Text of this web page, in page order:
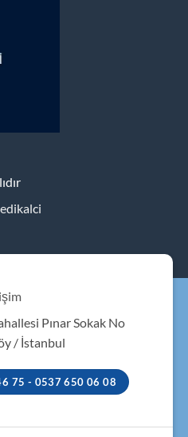
Pınar Sokak No
/ İstanbul
75 - 0537 650 06 08